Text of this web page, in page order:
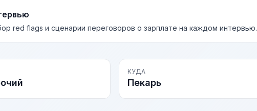
red flags и сценарии переговоров о зарплате на каждом интервью.
КУДА
Пекарь